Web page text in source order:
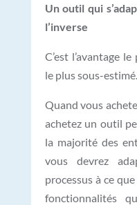
Un outil qui
l’inverse
C’est l’avantage
le plus sous-estimé.
Quand vous
achetez un outil
la majorité des
vous devrez
processus à ce
fonctionnalités